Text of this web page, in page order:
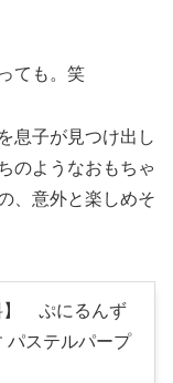
ても。笑
息子が見つけ出し
のようなおもちゃ
、意外と楽しめそ
】 ぷにるんず
パステルパープ